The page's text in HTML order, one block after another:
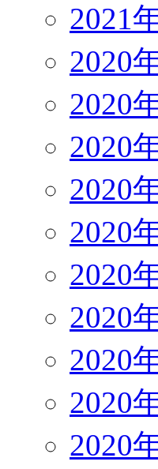
2021
2020
2020
2020
2020
2020
2020
2020
2020
2020
2020